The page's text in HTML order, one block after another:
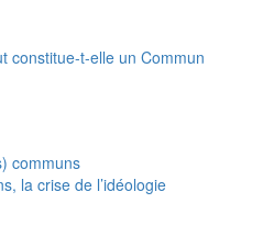
constitue-t-elle un Commun
communs
la crise de l’idéologie